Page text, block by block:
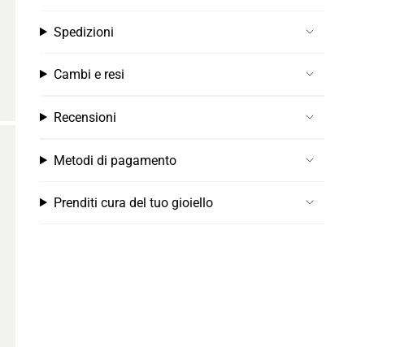
Spedizioni
Cambi e resi
Recensioni
Metodi di pagamento
Prenditi cura del tuo gioiello